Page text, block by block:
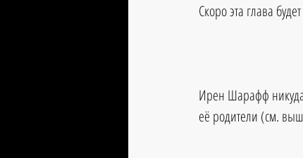
Скоро эта глава
Ирен Шарафф
её родители (см.